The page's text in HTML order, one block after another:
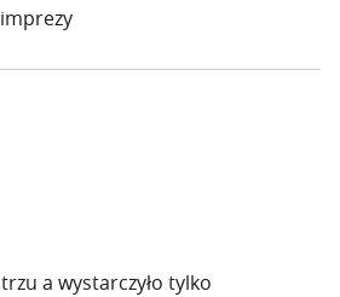
a wystarczyło tylko